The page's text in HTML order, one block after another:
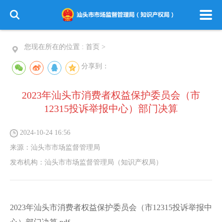
您现在所在的位置 : 首页 >
分享到：
2023年汕头市消费者权益保护委员会（市
12315投诉举报中心）部门决算
2024-10-24 16:56
来源： 汕头市市场监督管理局
发布机构： 汕头市市场监督管理局（知识产权局）
2023年汕头市消费者权益保护委员会（市12315投诉举报中